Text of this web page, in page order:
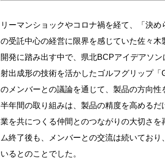
リーマンショックやコロナ禍を経て、「決
の受託中心の経営に限界を感じていた佐々
開発に踏み出す中で、県北BCPアイデアソ
射出成形の技術を活かしたゴルフグリップ
のメンバーとの議論を通じて、製品の方向性
半年間の取り組みは、製品の精度を高める
業を共につくる仲間とのつながりの大切さ
ム終了後も、メンバーとの交流は続いてお
いるとのことでした。